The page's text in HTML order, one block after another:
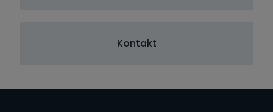
Kontakt